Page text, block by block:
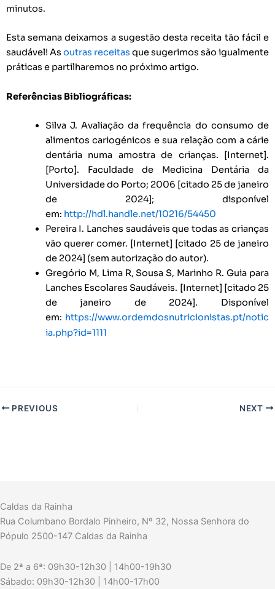
minutos.
Esta semana deixamos a sugestão desta receita tão fácil e
saudável! As outras receitas que sugerimos são igualmente
práticas e partilharemos no próximo artigo.
Referências Bibliográficas:
Silva J. Avaliação da frequência do consumo de
alimentos cariogénicos e sua relação com a cárie
dentária numa amostra de crianças. [Internet].
[Porto]. Faculdade de Medicina Dentária da
Universidade do Porto; 2006 [citado 25 de janeiro
de 2024]; disponível
em: http://hdl.handle.net/10216/54450
Pereira I. Lanches saudáveis que todas as crianças
vão querer comer. [Internet] [citado 25 de janeiro
de 2024] (sem autorização do autor).
Gregório M, Lima R, Sousa S, Marinho R. Guia para
Lanches Escolares Saudáveis. [Internet] [citado 25
de janeiro de 2024]. Disponível
em: https://www.ordemdosnutricionistas.pt/notic
ia.php?id=1111
PREVIOUS NEXT
Caldas da Rainha
Rua Columbano Bordalo Pinheiro, Nº 32, Nossa Senhora do
Pópulo 2500-147 Caldas da Rainha
De 2ª a 6ª: 09h30-12h30 | 14h00-19h30
Sábado: 09h30-12h30 | 14h00-17h00